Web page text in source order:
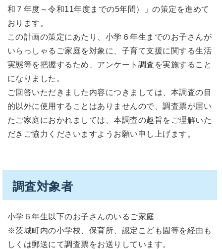
和７年度～令和11年度までの5年間）」の策定を進めて
おります。
この計画の策定にあたり、小学６年生までのお子さんが
いらっしゃるご家庭を対象に、子育て支援に関する生活
実態等を把握するため、アンケート調査を実施すること
になりました。
ご回答いただきました内容につきましては、本調査の目
的以外に使用することはありませんので、調査票が届い
たご家庭におかれましては、本調査の趣旨をご理解いた
だきご協力くださいますようお願い申し上げます。
調査対象者
小学６年生以下のお子さんのいるご家庭
※茨城町内の小学校、保育所、認定こども園等を経由も
しくは郵送にて調査票をお送りしています。